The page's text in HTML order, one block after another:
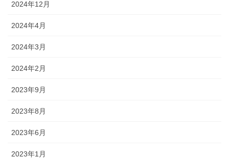
2024年12月
2024年4月
2024年3月
2024年2月
2023年9月
2023年8月
2023年6月
2023年1月